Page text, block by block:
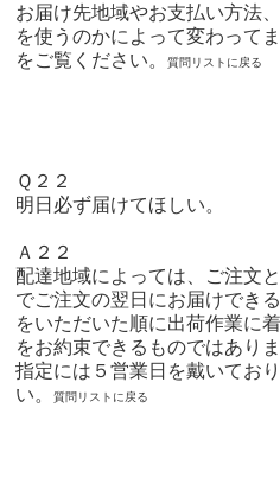
お届け先地域やお支払い方法
を使うのかによって変わって
をご覧ください。質問リストに戻る
Ｑ２２
明日必ず届けてほしい。
Ａ２２
配達地域によっては、ご注文
でご注文の翌日にお届けでき
をいただいた順に出荷作業に
をお約束できるものではあり
指定には５営業日を戴いてお
い。質問リストに戻る